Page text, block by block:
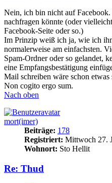
Nein, ich bin nicht auf
nachfragen könnte (oder
Facebook-Seite oder so.)
Im Prinzip weiß ich ja, wie ich
normalerweise am einfachsten.
Spam-Ordner oder so gelandet,
eine Empfangsbestätigung
Mail schreiben wäre schon etwas
Non cogito ergo sum.
Nach oben
mort(imer)
Beiträge: 178
Registriert: Mittwoch 27.
Wohnort: Sto Hellit
Re: Thud